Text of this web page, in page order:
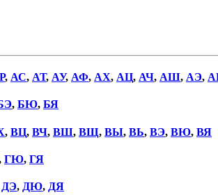
, АС, АТ, АУ, АФ, АХ, АЦ, АЧ, АШ, АЭ,
, БЮ, БЯ
, ВЦ, ВЧ, ВШ, ВЩ, ВЫ, ВЬ, ВЭ, ВЮ, ВЯ
ГЮ, ГЯ
ДЭ, ДЮ, ДЯ